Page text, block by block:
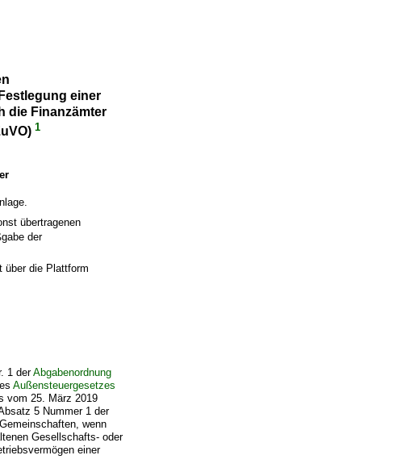
einer
die Finanzämter
1
übertragenen
der
über die Plattform
1 derAbgabenordnung
Außensteuergesetzes
vom 25. März 2019
5 Nummer 1 der
wenn
Gesellschafts- oder
einer